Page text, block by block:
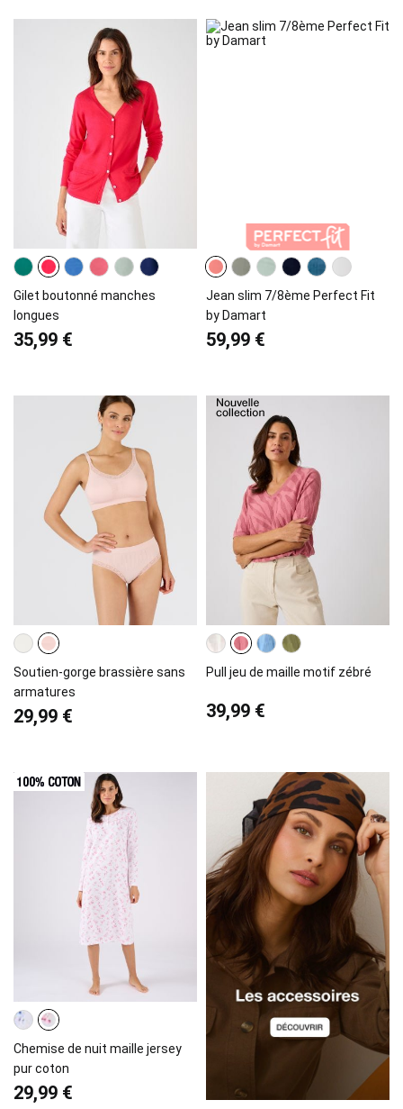
Gilet boutonné manches
longues
35,99 €
Jean slim 7/8ème Perfect Fit
by Damart
59,99 €
Soutien-gorge brassière sans
armatures
29,99 €
Pull jeu de maille motif zébré
39,99 €
Chemise de nuit maille jersey
pur coton
29,99 €